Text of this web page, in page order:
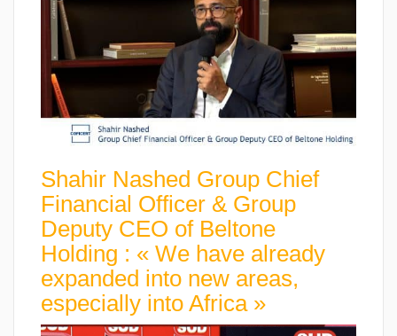
Shahir Nashed Group Chief
Financial Officer & Group
Deputy CEO of Beltone
Holding : « We have already
expanded into new areas,
especially into Africa »